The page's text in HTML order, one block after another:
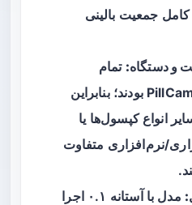
جمعیت بالینی
و دستگاه: تمام
فیلم‌ها از نوع PillCam SB3 بودند؛ بنابراین
انواع کپسول‌ها یا
نرم‌افزاری متفاوت
مدل با آستانه ۰.۱ اجرا